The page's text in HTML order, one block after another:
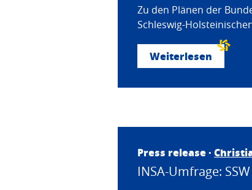
Zu den Plänen der
Schleswig-
Weiterlesen
Press release ·
INSA-Umfrage: